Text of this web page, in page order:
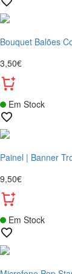
Bouquet Balões
3,50€
Em Stock
Painel | Banner
9,50€
Em Stock